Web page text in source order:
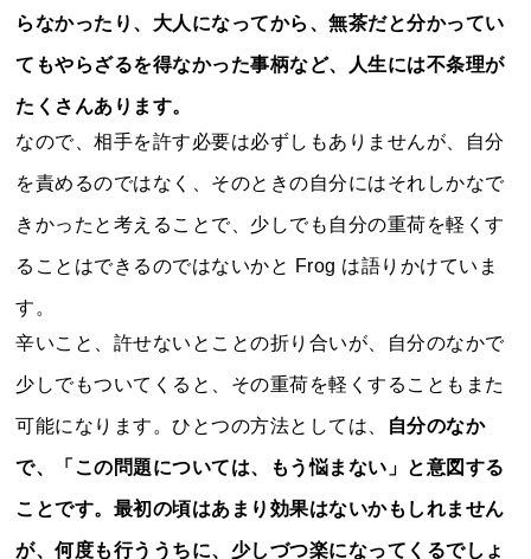
らなかったり、大人になってから、無茶だと分かってい
てもやらざるを得なかった事柄など、人生には不条理が
たくさんあります。
なので、相手を許す必要は必ずしもありませんが、自分
を責めるのではなく、そのときの自分にはそれしかなで
きかったと考えることで、少しでも自分の重荷を軽くす
ることはできるのではないかと Frog は語りかけていま
す。
辛いこと、許せないとことの折り合いが、自分のなかで
少しでもついてくると、その重荷を軽くすることもまた
可能になります。ひとつの方法としては、 自分のなか
で、「この問題については、もう悩まない」と意図する
ことです。最初の頃はあまり効果はないかもしれません
が、何度も行ううちに、少しづつ楽になってくるでしょ